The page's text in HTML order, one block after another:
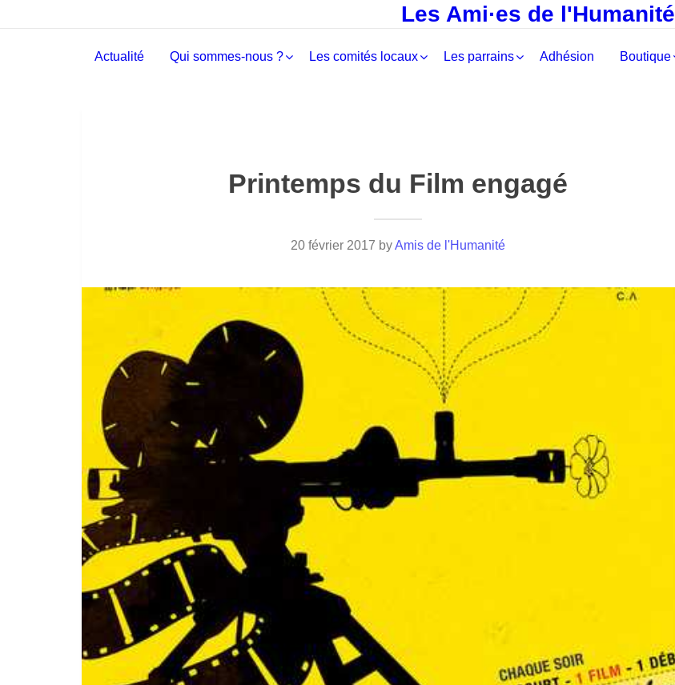
Les Ami·es de l'Humanité
Actualité Qui sommes-nous ? Les comités locaux Les parrains Adhésion Boutique
Printemps du Film engagé
20 février 2017 byAmis de l'Humanité